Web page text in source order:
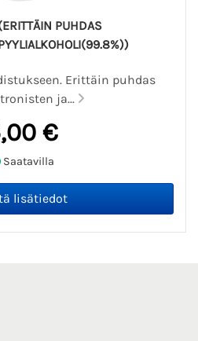
PUHDAS
Erittäin puhdas
ja...
€
Saatavilla